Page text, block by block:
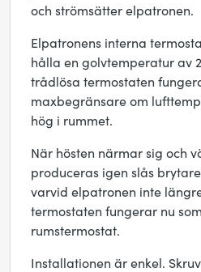
och strömsätter elpatronen.
Elpatronens interna
hålla en golvtemperatur av
trådlösa termostaten
maxbegränsare om
hög i rummet.
När hösten närmar sig och
produceras igen slås
varvid elpatronen inte
termostaten fungerar nu
rumstermostat.
Installationen är enkel.